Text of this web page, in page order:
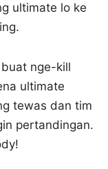
ultimate lo ke
nge-kill
ultimate
tewas dan tim
pertandingan.